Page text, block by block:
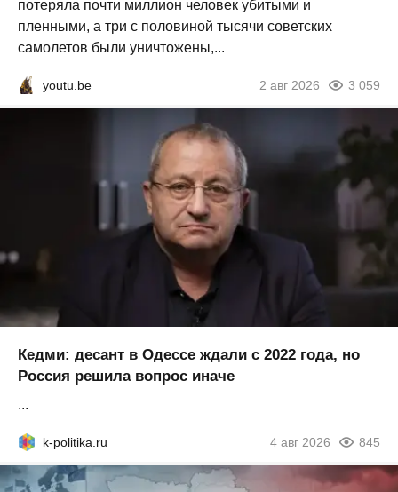
потеряла почти миллион человек убитыми и
пленными, а три с половиной тысячи советских
самолетов были уничтожены,...
youtu.be 2 авг 2026 3 059
Кедми: десант в Одессе ждали с 2022 года, но
Россия решила вопрос иначе
...
k-politika.ru 4 авг 2026 845